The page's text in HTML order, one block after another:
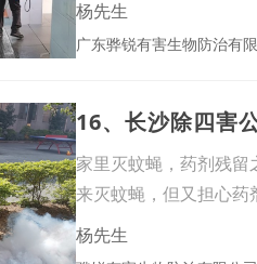
杨先生
广东骅锐有害生物防治有
16、长沙除四害
家里灭蚊蝇，药剂残
来灭蚊蝇，但又担心
分，这
杨先生